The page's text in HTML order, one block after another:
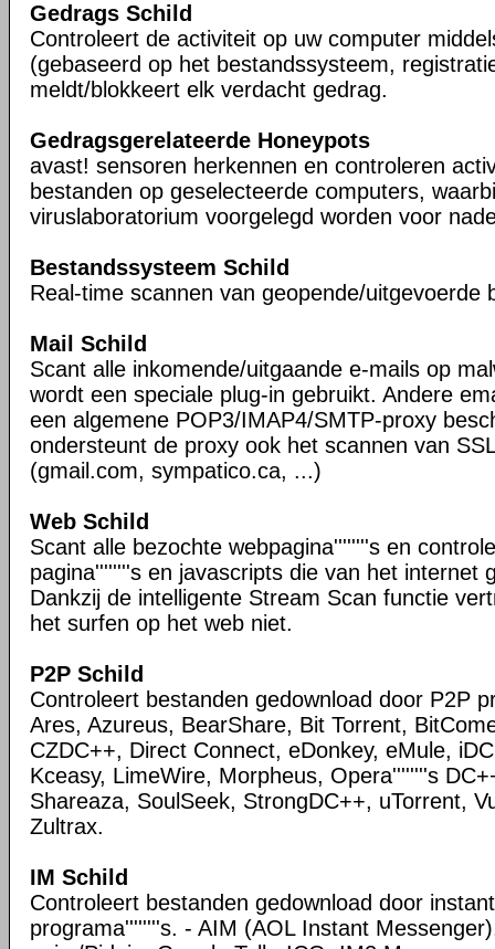
Gedrags Schild
Controleert de activiteit op uw computer
(gebaseerd op het bestandssysteem,
meldt/blokkeert elk verdacht gedrag.
Gedragsgerelateerde Honeypots
avast! sensoren herkennen en controleren
bestanden op geselecteerde computers,
viruslaboratorium voorgelegd worden voor
Bestandssysteem Schild
Real-time scannen van geopende/uitgevoerde
Mail Schild
Scant alle inkomende/uitgaande e-mails op
wordt een speciale plug-in gebruikt. Andere
een algemene POP3/IMAP4/SMTP-proxy
ondersteunt de proxy ook het scannen van
(gmail.com, sympatico.ca, ...)
Web Schild
Scant alle bezochte webpagina''''''''s en
pagina''''''''s en javascripts die van het internet
Dankzij de intelligente Stream Scan functie
het surfen op het web niet.
P2P Schild
Controleert bestanden gedownload door P2P
Ares, Azureus, BearShare, Bit Torrent,
CZDC++, Direct Connect, eDonkey, eMule,
Kceasy, LimeWire, Morpheus, Opera''''''''s
Shareaza, SoulSeek, StrongDC++, uTorrent,
Zultrax.
IM Schild
Controleert bestanden gedownload door
programa''''''''s. - AIM (AOL Instant